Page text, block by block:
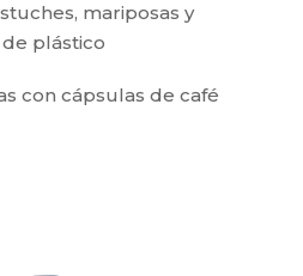
mariposas y
plástico
con cápsulas de café